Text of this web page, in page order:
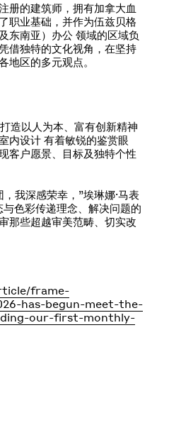
册的建筑师，拥有加拿大血
职业基础，并作为伍兹贝格
东南亚）办公 领域的区域负
借独特的文化视角，在坚持
地区的多元观点。
造以人为本、富有创新精神
内设计 有着敏锐的鉴赏眼
客户愿景、目标及独特个性
我深感荣幸，”埃琳娜·马表
色彩传递理念、解决问题的
那些超越审美范畴、切实改
frame-
has-begun-meet-the-
our-first-monthly-